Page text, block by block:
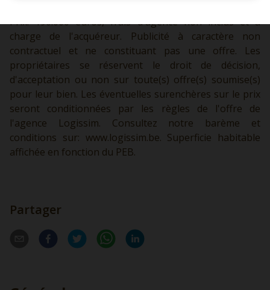
Prix: 190.000 euros, frais d'agence non inclus et à
charge de l'acquéreur. Publicité à caractère non
contractuel et ne constituant pas une offre. Les
propriétaires se réservent le droit de décision,
d'acceptation ou non sur toute(s) offre(s) soumise(s)
pour leur bien. Les éventuelles surenchères sur le prix
seront conditionnées par les règles de l'offre de
l'agence Logissim. Consultez notre barème et
conditions sur: www.logissim.be. Superficie habitable
affichée en fonction du PEB.
Partager